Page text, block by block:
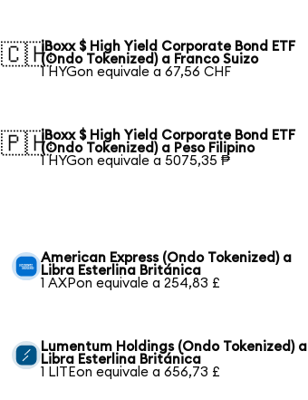
🇨🇭iBoxx $ High Yield Corporate Bond ETF
(Ondo Tokenized) a Franco Suizo
1 HYGon equivale a 67,56 CHF
🇵🇭iBoxx $ High Yield Corporate Bond ETF
(Ondo Tokenized) a Peso Filipino
1 HYGon equivale a 5075,35 ₱
American Express (Ondo Tokenized) a
Libra Esterlina Británica
1 AXPon equivale a 254,83 £
Lumentum Holdings (Ondo Tokenized) a
Libra Esterlina Británica
1 LITEon equivale a 656,73 £